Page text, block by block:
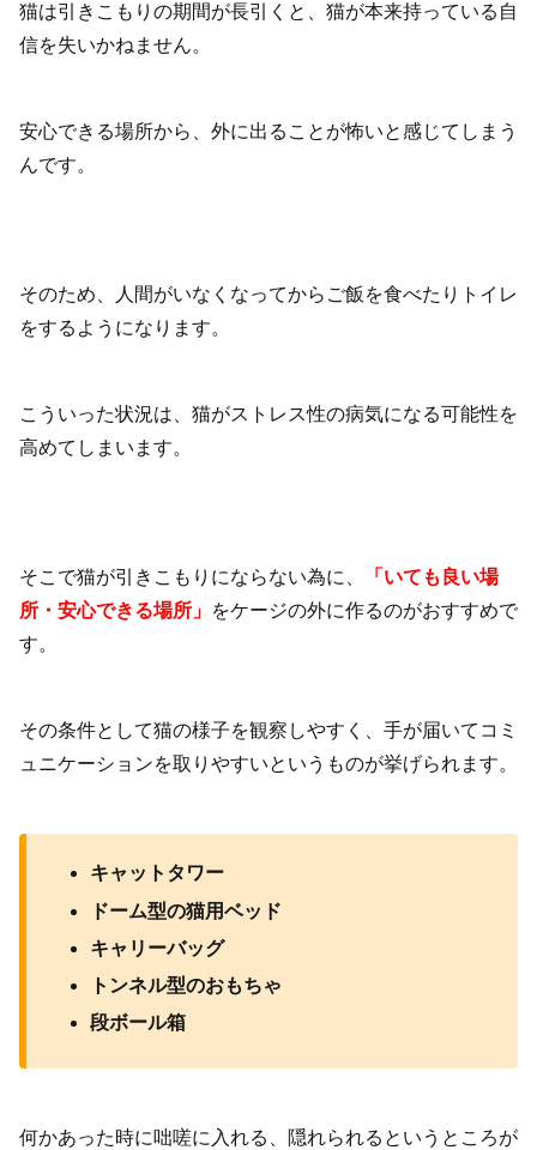
猫は引きこもりの期間が長引くと、猫が本来持っている自
信を失いかねません。
安心できる場所から、外に出ることが怖いと感じてしまう
んです。
そのため、人間がいなくなってからご飯を食べたりトイレ
をするようになります。
こういった状況は、猫がストレス性の病気になる可能性を
高めてしまいます。
そこで猫が引きこもりにならない為に、
「いても良い場
所・安心できる場所」 をケージの外に作るのがおすすめで
す。
その条件として猫の様子を観察しやすく、手が届いてコミ
ュニケーションを取りやすいというものが挙げられます。
キャットタワー
ドーム型の猫用ベッド
キャリーバッグ
トンネル型のおもちゃ
段ボール箱
何かあった時に咄嗟に入れる、隠れられるというところが